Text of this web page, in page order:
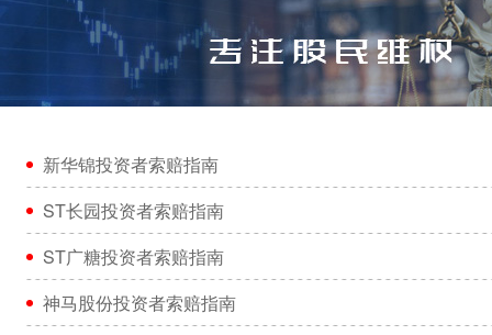
新华锦投资者索赔指南
ST长园投资者索赔指南
ST广糖投资者索赔指南
神马股份投资者索赔指南